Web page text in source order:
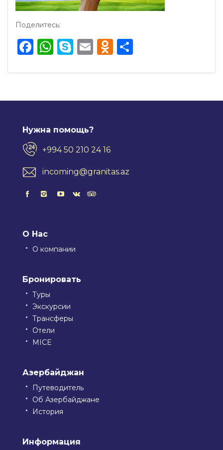
Поделитесь:
Facebook
WhatsApp
Skype
EmailOdnoklassniki
Нужна помощь?
+994 50 210 24 16
incoming@granitas.az
О Нас
О компании
Бронировать
Туры
Экскурсии
Трансферы
Отели
MICE
Азербайджан
Путеводитель
Об Азербайджане
История
Информация